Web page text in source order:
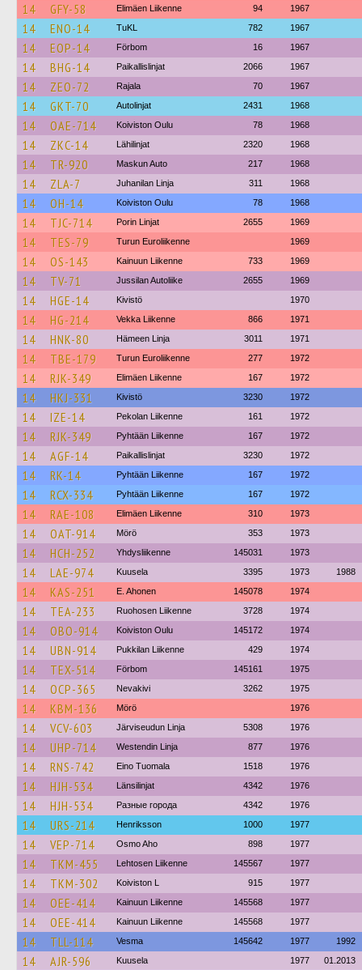
14 GFY-58 Elimäen Liikenne 94 1967
14 ENO-14 TuKL 782 1967
14 EOP-14 Förbom 16 1967
14 BHG-14 Paikallislinjat 2066 1967
14 ZEO-72 Rajala 70 1967
14 GKT-70 Autolinjat 2431 1968
14 OAE-714 Koiviston Oulu 78 1968
14 ZKC-14 Lähilinjat 2320 1968
14 TR-920 Maskun Auto 217 1968
14 ZLA-7 Juhanilan Linja 311 1968
14 OH-14 Koiviston Oulu 78 1968
14 TJC-714 Porin Linjat 2655 1969
14 TES-79 Turun Euroliikenne 1969
14 OS-143 Kainuun Liikenne 733 1969
14 TV-71 Jussilan Autoliike 2655 1969
14 HGE-14 Kivistö 1970
14 HG-214 Vekka Liikenne 866 1971
14 HNK-80 Hämeen Linja 3011 1971
14 TBE-179 Turun Euroliikenne 277 1972
14 RJK-349 Elimäen Liikenne 167 1972
14 HKJ-331 Kivistö 3230 1972
14 IZE-14 Pekolan Liikenne 161 1972
14 RJK-349 Pyhtään Liikenne 167 1972
14 AGF-14 Paikallislinjat 3230 1972
14 RK-14 Pyhtään Liikenne 167 1972
14 RCX-334 Pyhtään Liikenne 167 1972
14 RAE-108 Elimäen Liikenne 310 1973
14 OAT-914 Mörö 353 1973
14 HCH-252 Yhdysliikenne 145031 1973
14 LAE-974 Kuusela 3395 1973 1988
14 KAS-251 E. Ahonen 145078 1974
14 TEA-233 Ruohosen Liikenne 3728 1974
14 OBO-914 Koiviston Oulu 145172 1974
14 UBN-914 Pukkilan Liikenne 429 1974
14 TEX-514 Förbom 145161 1975
14 OCP-365 Nevakivi 3262 1975
14 KBM-136 Mörö 1976
14 VCV-603 Järviseudun Linja 5308 1976
14 UHP-714 Westendin Linja 877 1976
14 RNS-742 Eino Tuomala 1518 1976
14 HJH-534 Länsilinjat 4342 1976
14 HJH-534 Разные города 4342 1976
14 URS-214 Henriksson 1000 1977
14 VEP-714 Osmo Aho 898 1977
14 TKM-455 Lehtosen Liikenne 145567 1977
14 TKM-302 Koiviston L 915 1977
14 OEE-414 Kainuun Liikenne 145568 1977
14 OEE-414 Kainuun Liikenne 145568 1977
14 TLL-114 Vesma 145642 1977 1992
14 AJR-596 Kuusela 1977 01.2013